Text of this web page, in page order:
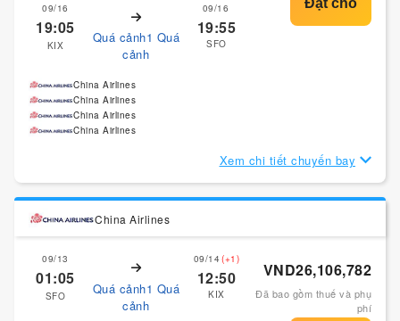
09/16
19:05
KIX
Quá cảnh1 Quá
cảnh
09/16
19:55
SFO
China Airlines
China Airlines
China Airlines
China Airlines
Xem chi tiết chuyến bay
China Airlines
09/13
01:05
SFO
Quá cảnh1 Quá
cảnh
09/14(+1)
12:50
KIX
VND26,106,782
Đã bao gồm thuế và phụ
phí